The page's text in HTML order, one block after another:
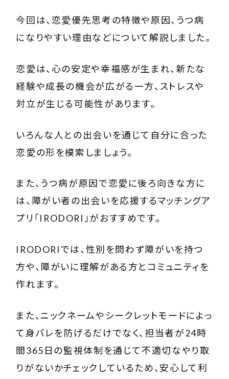
今回は、恋愛優先思考の特徴や原因、うつ病
になりやすい理由などについて解説しました。
恋愛は、心の安定や幸福感が生まれ、新たな
経験や成長の機会が広がる一方、ストレスや
対立が生じる可能性があります。
いろんな人との出会いを通じて自分に合った
恋愛の形を模索しましょう。
また、うつ病が原因で恋愛に後ろ向きな方に
は、障がい者の出会いを応援するマッチングア
プリ「IRODORI 」がおすすめです。
IRODORIでは、性別を問わず障がいを持つ
方や、障がいに理解がある方とコミュニティを
作れます。
また、ニックネームやシークレットモードによっ
て身バレを防げるだけでなく、担当者が24時
間365日の監視体制を通じて不適切なやり取
りがないかチェックしているため、安心して利